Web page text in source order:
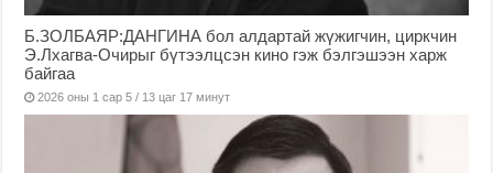
Б.ЗОЛБАЯР:ДАНГИНА бол алдартай жүжигчин, циркчин
Э.Лхагва-Очирыг бүтээлцсэн кино гэж бэлгэшээн харж
байгаа
2026 оны 1 сар 5 / 13 цаг 17 минут